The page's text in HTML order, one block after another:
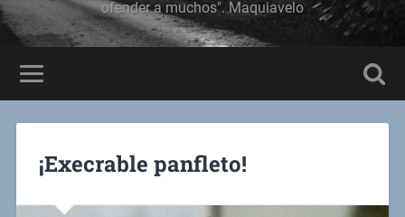
ofender a muchos". Maquiavelo
¡Execrable panfleto!